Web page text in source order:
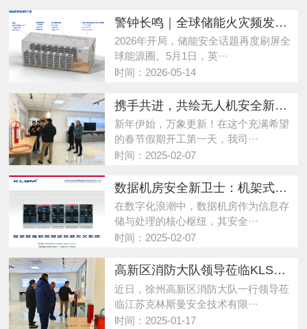
警钟长鸣｜全球储能火灾频发，江苏克林斯曼以硬核技术筑牢新能源安全防线
2026年开局，储能安全话题再度刷屏全
球能源圈。5月1日，英···
时间：2026-05-14
携手共进，共绘无人机安全新蓝图
新年伊始，万象更新！在这个充满希望
的春节假期开工第一天，我司···
时间：2025-02-07
数据机房安全新卫士：机架式自动灭火装置
在数字化浪潮中，数据机房作为信息存
储与处理的核心枢纽，其安全···
时间：2025-02-07
高新区消防大队领导莅临KLSM参观指导，共绘发展蓝图
近日，徐州高新区消防大队一行领导莅
临江苏克林斯曼安全技术有限···
时间：2025-01-17